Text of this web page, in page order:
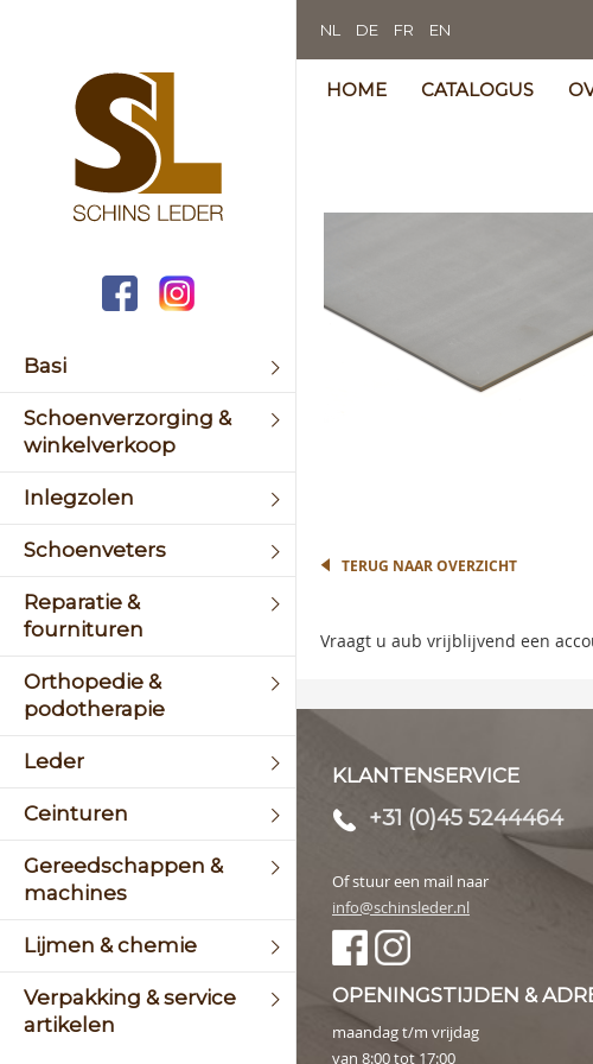
Basi
Schoenverzorging &
winkelverkoop
Inlegzolen
Schoenveters
Reparatie &
fournituren
Orthopedie &
podotherapie
Leder
Ceinturen
Gereedschappen &
machines
Lijmen & chemie
Verpakking & service
artikelen
NL DE FR EN
HOME CATALOGUS
the
beginning
images
TERUG NAAR OVERZICHT
Vraagt u aub vrijblijvend een
KLANTENSERVICE
+31 (0)45 5244464
Of stuur een mail naar
info@schinsleder.nl
OPENINGSTIJDEN &
maandag t/m vrijdag
van 8:00 tot 17:00